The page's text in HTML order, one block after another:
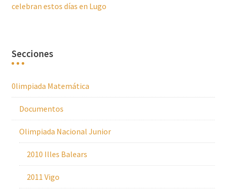
celebran estos días en Lugo
Secciones
0limpiada Matemática
Documentos
Olimpiada Nacional Junior
2010 Illes Balears
2011 Vigo